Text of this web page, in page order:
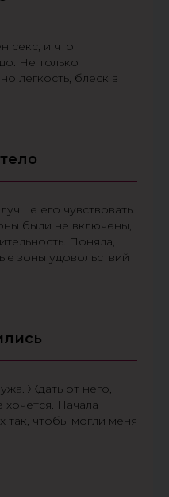
секс, и что
Не только
легкость, блеск в
его чувствовать.
были не включены,
Поняла,
зоны удовольствий
Ждать от него,
Начала
так, чтобы могли меня